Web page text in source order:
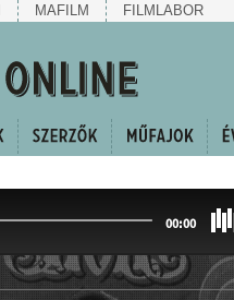
MAFILM FILMLABOR
00:00